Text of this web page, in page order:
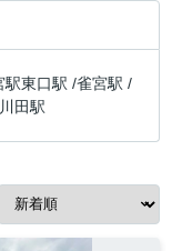
駅東口駅 /雀宮駅 /
田駅